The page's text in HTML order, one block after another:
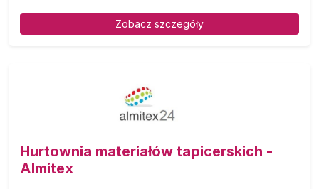
Zobacz szczegóły
Hurtownia materiałów tapicerskich -
Almitex